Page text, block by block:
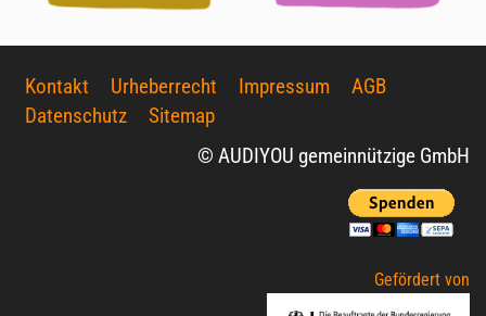
Kontakt Urheberrecht Impressum
AGB
Datenschutz
Sitemap
© AUDIYOU gemeinnützige GmbH
Gefördert von